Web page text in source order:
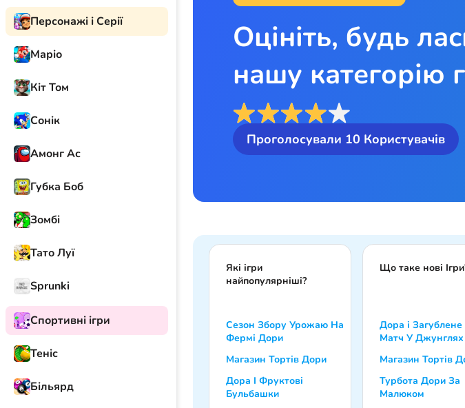
Персонажі і Серії
Маріо
Кіт Том
Сонік
Амонг Ас
Губка Боб
Зомбі
Тато Луї
Sprunki
Спортивні ігри
Теніс
Більярд
Оцініть, будь
нашу категорію
Проголосували 10 Користувачів
Які ігри
найпопулярніші?
Сезон Збору Урожаю На
Фермі Дори
Магазин Тортів Дори
Дора І Фруктові
Бульбашки
Що таке нові
Дора і Загублене
Матч У Джунглях
Магазин Тортів
Турбота Дори За
Малюком